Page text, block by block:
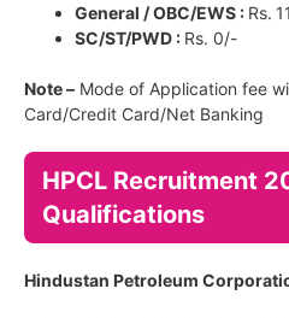
General / OBC/EWS : Rs.
SC/ST/PWD : Rs. 0/-
Note – Mode of Application fee
Card/Credit Card/Net Banking
HPCL Recruitment
Qualifications
Hindustan Petroleum